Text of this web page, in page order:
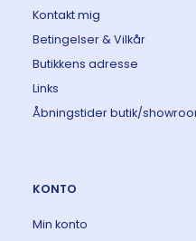
Kontakt mig
Betingelser & Vilkår
Butikkens adresse
Links
Åbningstider butik/
KONTO
Min konto